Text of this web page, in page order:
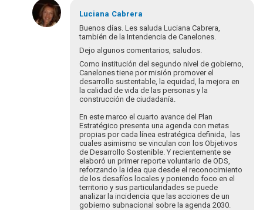
En
respuesta
a
Monzo…
Laura_Monzo
Luciana Cabrera
Buenos días. Les saluda Luciana Cabrera,
también de la Intendencia de Canelones.
Dejo algunos comentarios, saludos.
Como institución del segundo nivel de gobierno,
Canelones tiene por misión promover el
desarrollo sustentable, la equidad, la mejora en
la calidad de vida de las personas y la
construcción de ciudadanía.
En este marco el cuarto avance del Plan
Estratégico presenta una agenda con metas
propias por cada línea estratégica definida, las
cuales asimismo se vinculan con los Objetivos
de Desarrollo Sostenible. Y recientemente se
elaboró un primer reporte voluntario de ODS,
reforzando la idea que desde el reconocimiento
de los desafíos locales y poniendo foco en el
territorio y sus particularidades se puede
analizar la incidencia que las acciones de un
gobierno subnacional sobre la agenda 2030.